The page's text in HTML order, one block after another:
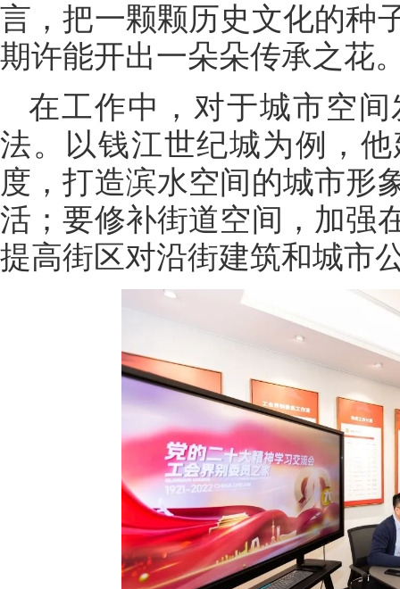
言，把一颗颗历史文化的种
期许能开出一朵朵传承之花
在工作中，对于城市空
法。以钱江世纪城为例，
度，打造滨水空间的城市形
活；要修补街道空间，加强
提高街区对沿街建筑和城市